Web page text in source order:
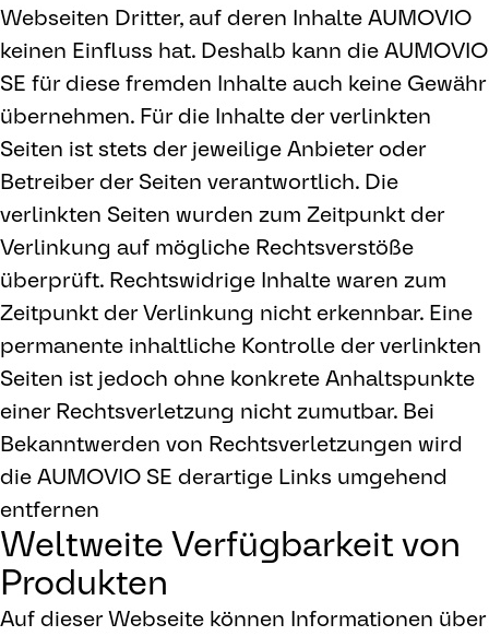
Webseiten Dritter, auf deren Inhalte AUMOVIO
keinen Einfluss hat. Deshalb kann die AUMOVIO
SE für diese fremden Inhalte auch keine Gewähr
übernehmen. Für die Inhalte der verlinkten
Seiten ist stets der jeweilige Anbieter oder
Betreiber der Seiten verantwortlich. Die
verlinkten Seiten wurden zum Zeitpunkt der
Verlinkung auf mögliche Rechtsverstöße
überprüft. Rechtswidrige Inhalte waren zum
Zeitpunkt der Verlinkung nicht erkennbar. Eine
permanente inhaltliche Kontrolle der verlinkten
Seiten ist jedoch ohne konkrete Anhaltspunkte
einer Rechtsverletzung nicht zumutbar. Bei
Bekanntwerden von Rechtsverletzungen wird
die AUMOVIO SE derartige Links umgehend
entfernen
Weltweite Verfügbarkeit von
Produkten
Auf dieser Webseite können Informationen über